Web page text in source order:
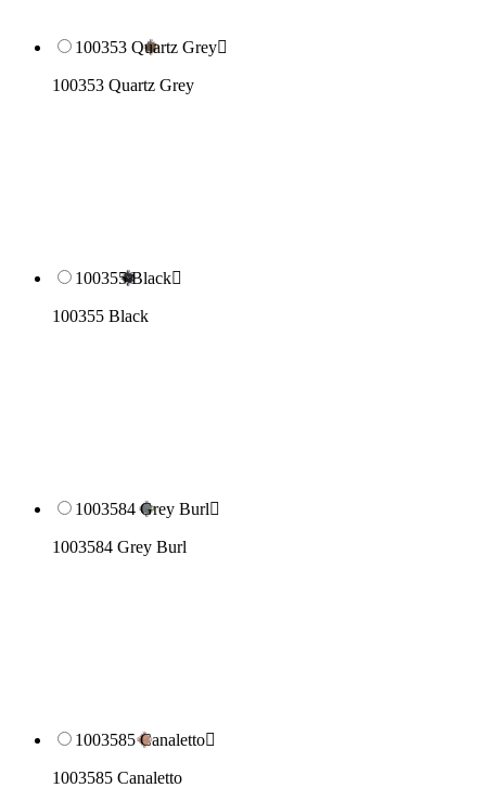
100353 Quartz Grey
100353 Quartz Grey
100355 Black
100355 Black
1003584 Grey Burl
1003584 Grey Burl
1003585 Canaletto
1003585 Canaletto